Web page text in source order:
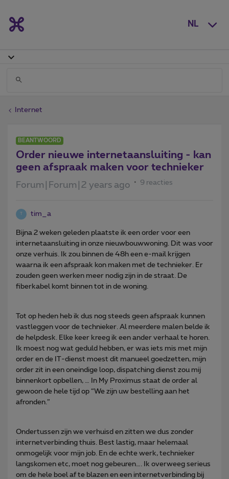
NL
Internet
BEANTWOORD
Order nieuwe internetaansluiting - kan
geen afspraak maken voor technieker
Forum|Forum|2 years ago 9 reacties
tim_a
Bijna 2 weken geleden plaatste ik een order voor een
internetaansluiting in onze nieuwbouwwoning. Dit was voor
onze verhuis. Ik zou binnen de 48h een e-mail krijgen
waarna ik een afspraak kon maken met de technieker. Er
zouden geen werken meer nodig zijn in de straat. De
fiberkabel komt binnen tot in de woning.
Tot op heden heb ik dus nog steeds geen afspraak kunnen
vastleggen voor de technieker. Al meerdere malen belde ik
de helpdesk. Elke keer kreeg ik een ander verhaal te horen.
Ik moest nog wat geduld hebben, er was iets mis met mijn
order en de IT-dienst moest dit manueel goedzetten, mijn
order zit in een oneindige loop, dispatching dienst zou mij
binnenkort opbellen, … In My Proximus staat de order al
gewoon de hele tijd op “We zijn uw bestelling aan het
afronden.”
Ondertussen zijn we verhuisd en zitten we dus zonder
internetverbinding thuis. Best lastig, maar helemaal
onmogelijk voor mijn job. En de echte werk, technieker
langskomen etc, moet nog gebeuren…. Ik overweeg serieus
om de hele boel af te blazen en een internetverbinding bij